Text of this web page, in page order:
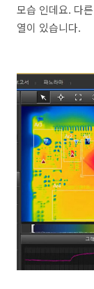
모습 인데요. 다
열이 있습니다.